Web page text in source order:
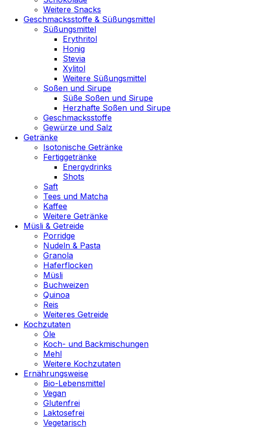
Weitere Snacks
Geschmacksstoffe & Süßungsmittel
Süßungsmittel
Erythritol
Honig
Stevia
Xylitol
Weitere Süßungsmittel
Soßen und Sirupe
Süße Soßen und Sirupe
Herzhafte Soßen und Sirupe
Geschmacksstoffe
Gewürze und Salz
Getränke
Isotonische Getränke
Fertiggetränke
Energydrinks
Shots
Saft
Tees und Matcha
Kaffee
Weitere Getränke
Müsli & Getreide
Porridge
Nudeln & Pasta
Granola
Haferflocken
Müsli
Buchweizen
Quinoa
Reis
Weiteres Getreide
Kochzutaten
Öle
Koch- und Backmischungen
Mehl
Weitere Kochzutaten
Ernährungsweise
Bio-Lebensmittel
Vegan
Glutenfrei
Laktosefrei
Vegetarisch